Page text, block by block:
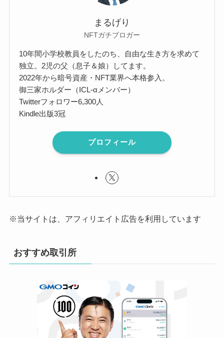
まるげり
NFTガチブロガー
10年間小学校教員をしたのち、自由な生き方を求めて
独立。2児の父（息子＆娘）してます。
2022年から暗号資産・NFT業界へ本格参入。
御三家ホルダー（ICL-αメンバー）
Twitterフォロワー6,300人
Kindle出版3冠
プロフィール
※当サイトは、アフィリエイト広告を利用しています
おすすめ取引所